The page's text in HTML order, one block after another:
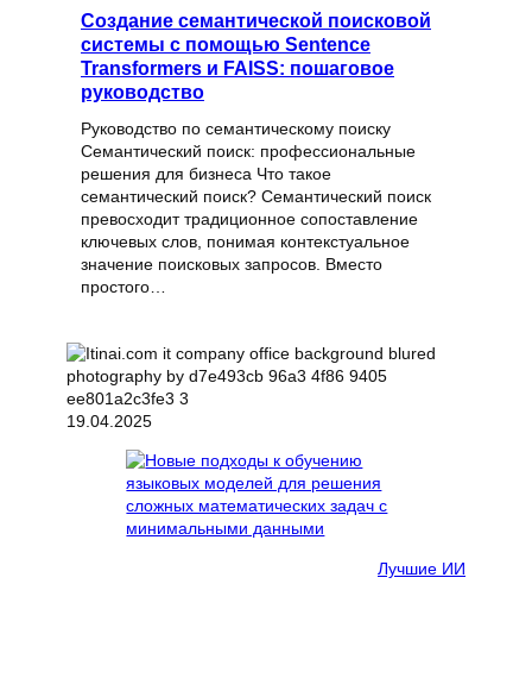
Создание семантической поисковой
системы с помощью Sentence
Transformers и FAISS: пошаговое
руководство
Руководство по семантическому поиску
Семантический поиск: профессиональные
решения для бизнеса Что такое
семантический поиск? Семантический поиск
превосходит традиционное сопоставление
ключевых слов, понимая контекстуальное
значение поисковых запросов. Вместо
простого…
19.04.2025
Лучшие ИИ